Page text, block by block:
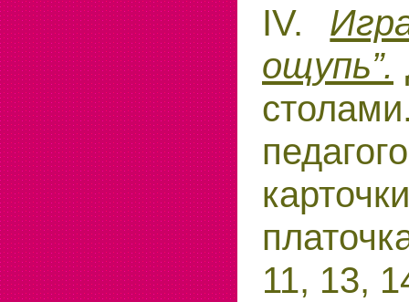
IV.
ощупь”.
11, 13,